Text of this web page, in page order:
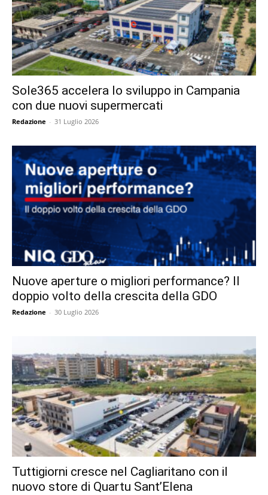
Sole365 accelera lo sviluppo in Campania
con due nuovi supermercati
Redazione - 31 Luglio 2026
Nuove aperture o migliori performance? Il
doppio volto della crescita della GDO
Redazione - 30 Luglio 2026
Tuttigiorni cresce nel Cagliaritano con il
nuovo store di Quartu Sant’Elena